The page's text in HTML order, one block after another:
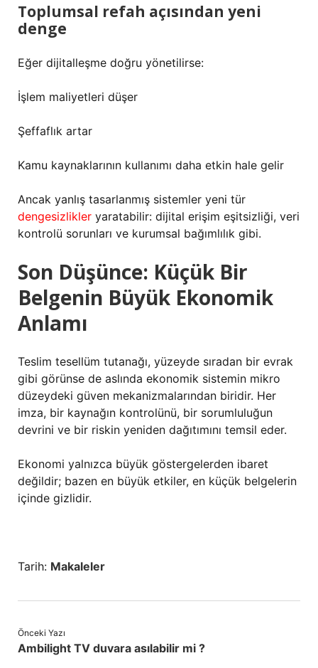
Toplumsal refah açısından yeni
denge
Eğer dijitalleşme doğru yönetilirse:
İşlem maliyetleri düşer
Şeffaflık artar
Kamu kaynaklarının kullanımı daha etkin hale gelir
Ancak yanlış tasarlanmış sistemler yeni tür
dengesizlikler yaratabilir: dijital erişim eşitsizliği, veri
kontrolü sorunları ve kurumsal bağımlılık gibi.
Son Düşünce: Küçük Bir
Belgenin Büyük Ekonomik
Anlamı
Teslim tesellüm tutanağı, yüzeyde sıradan bir evrak
gibi görünse de aslında ekonomik sistemin mikro
düzeydeki güven mekanizmalarından biridir. Her
imza, bir kaynağın kontrolünü, bir sorumluluğun
devrini ve bir riskin yeniden dağıtımını temsil eder.
Ekonomi yalnızca büyük göstergelerden ibaret
değildir; bazen en büyük etkiler, en küçük belgelerin
içinde gizlidir.
Tarih: Makaleler
Önceki Yazı
Ambilight TV duvara asılabilir mi ?